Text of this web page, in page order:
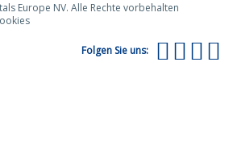
Europe NV. Alle Rechte vorbehalten
Folgen Sie uns: